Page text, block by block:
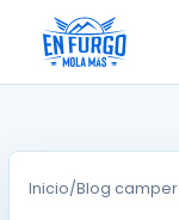
contenido
Inicio/Blog camper